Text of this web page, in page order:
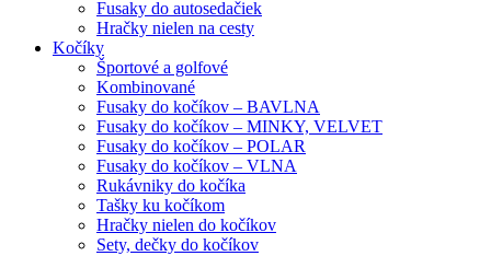
Fusaky do autosedačiek
Hračky nielen na cesty
Kočíky
Športové a golfové
Kombinované
Fusaky do kočíkov – BAVLNA
Fusaky do kočíkov – MINKY, VELVET
Fusaky do kočíkov – POLAR
Fusaky do kočíkov – VLNA
Rukávniky do kočíka
Tašky ku kočíkom
Hračky nielen do kočíkov
Sety, dečky do kočíkov